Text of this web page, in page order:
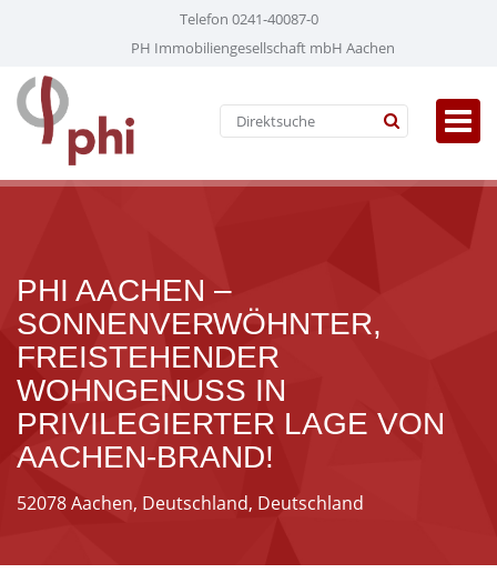
Telefon 0241-40087-0
PH Immobiliengesellschaft mbH Aachen
PHI AACHEN –
SONNENVERWÖHNTER,
FREISTEHENDER
WOHNGENUSS IN
PRIVILEGIERTER LAGE VON
AACHEN-BRAND!
52078 Aachen, Deutschland, Deutschland